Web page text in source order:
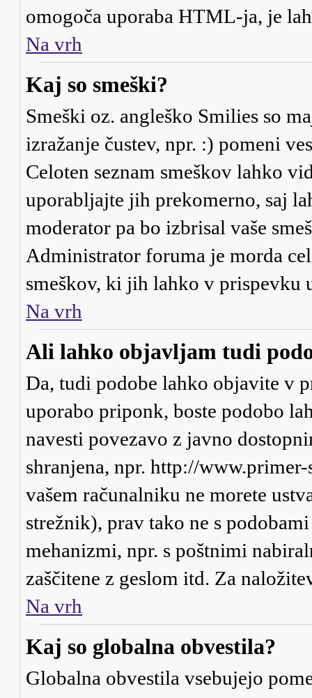
omogoča uporaba HTML-ja, je
Na vrh
Kaj so smeški?
Smeški oz. angleško Smilies so
izražanje čustev, npr. :) pomeni
Celoten seznam smeškov lahko
uporabljajte jih prekomerno, saj
moderator pa bo izbrisal vaše
Administrator foruma je morda
smeškov, ki jih lahko v prispevku
Na vrh
Ali lahko objavljam tudi
Da, tudi podobe lahko objavite v
uporabo priponk, boste podobo
navesti povezavo z javno
shranjena, npr. http://
vašem računalniku ne morete
strežnik), prav tako ne s
mehanizmi, npr. s poštnimi
zaščitene z geslom itd. Za
Na vrh
Kaj so globalna obvestila?
Globalna obvestila vsebujejo